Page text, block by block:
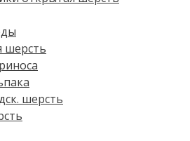
шерсть
шерсть